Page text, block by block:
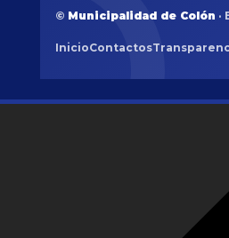
© Municipalidad de Colón ·
InicioContactos